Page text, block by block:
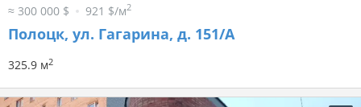
≈ 300 000 $ 921 $/м2
Полоцк, ул. Гагарина, д. 151/А
325.9 м2